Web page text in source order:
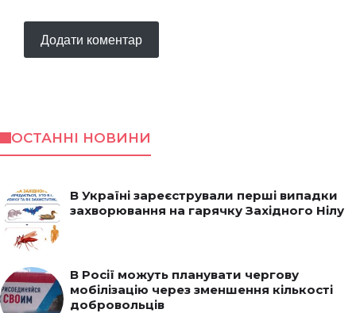
ОСТАННІ НОВИНИ
В Україні зареєстрували перші випадки
захворювання на гарячку Західного Нілу
В Росії можуть планувати чергову
мобілізацію через зменшення кількості
добровольців